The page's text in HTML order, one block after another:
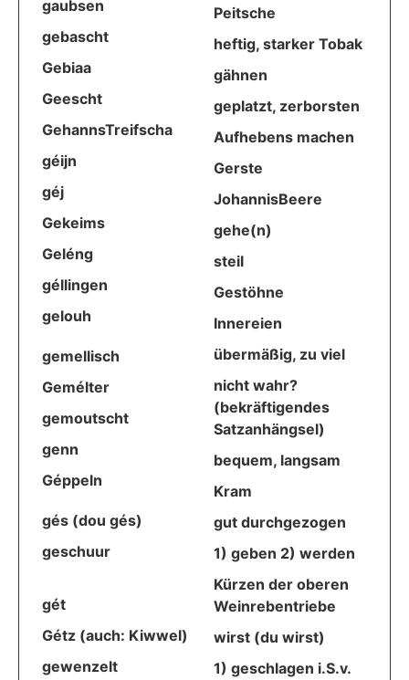
gaubsen
gebascht
Gebiaa
Geescht
GehannsTreifscha
géijn
géj
Gekeims
Geléng
géllingen
gelouh
gemellisch
Gemélter
gemoutscht
genn
Géppeln
gés (dou gés)
geschuur
gét
Gétz (auch: Kiwwel)
gewenzelt
Peitsche
heftig, starker Tobak
gähnen
geplatzt, zerborsten
Aufhebens machen
Gerste
JohannisBeere
gehe(n)
steil
Gestöhne
Innereien
übermäßig, zu viel
nicht wahr?
(bekräftigendes
Satzanhängsel)
bequem, langsam
Kram
gut durchgezogen
1) geben 2) werden
Kürzen der oberen
Weinrebentriebe
wirst (du wirst)
1) geschlagen i.S.v.